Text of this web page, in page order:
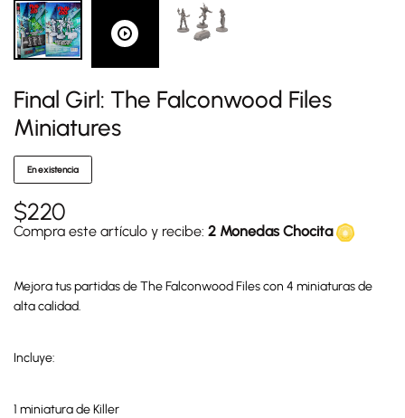
Final Girl: The Falconwood Files
Miniatures
En existencia
$220
Compra este artículo y recibe: 2 Monedas Chocita
Mejora tus partidas de The Falconwood Files con 4 miniaturas de
alta calidad.
Incluye:
1 miniatura de Killer